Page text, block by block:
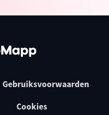
Gebruiksvoorwaarden
Cookies